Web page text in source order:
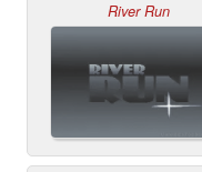
River Run